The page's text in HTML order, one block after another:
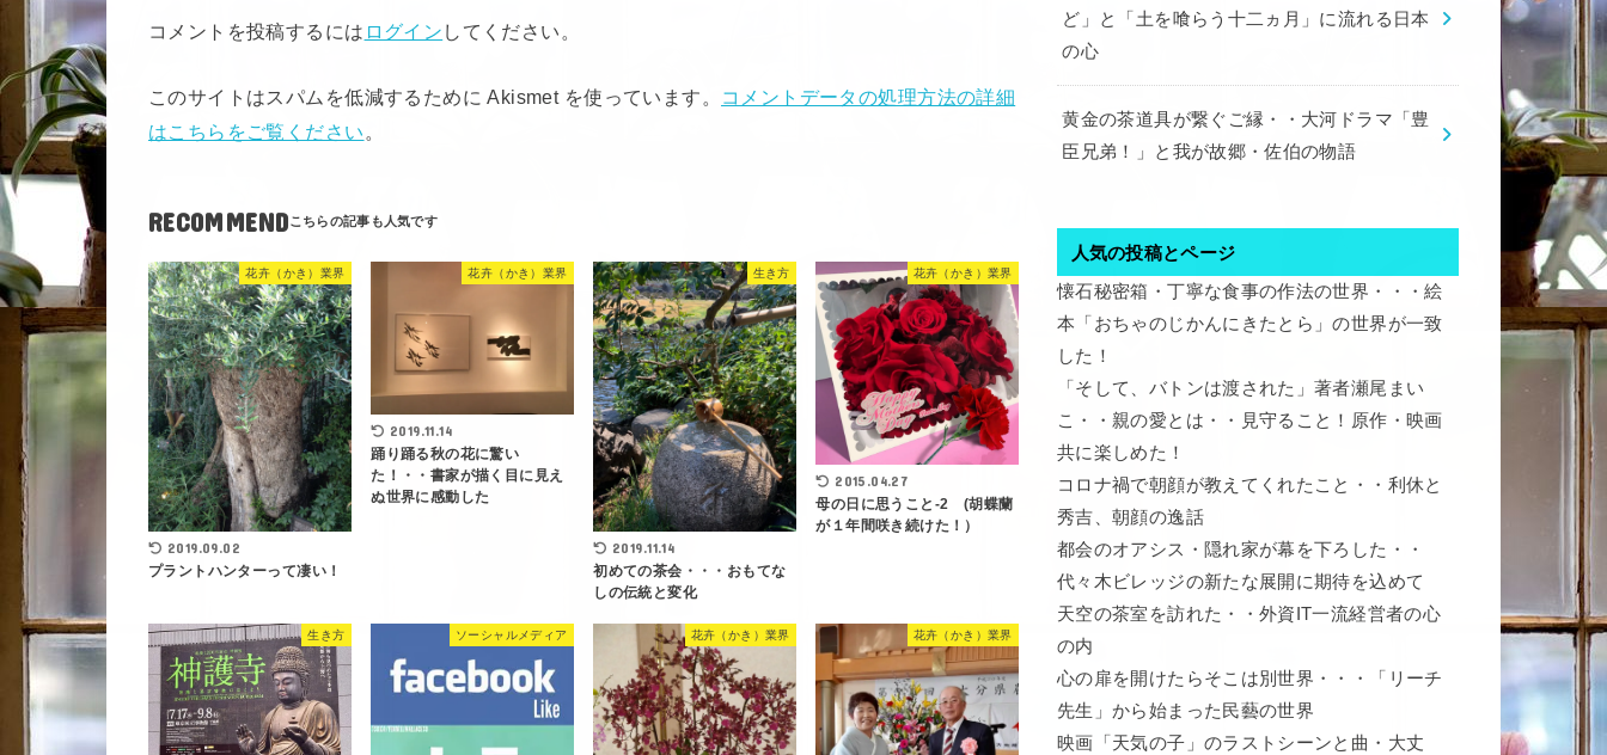
コメントを投稿するには ログイン してください。
このサイトはスパムを低減するために Akismet を使っています。
コメントデータの処理方法の詳細
はこちらをご覧ください 。
RECOMMEND
花卉（かき）業界
2019.09.02
プラントハンターって凄い！
花卉（かき）業界
2019.11.14
踊り踊る秋の花に驚い
た！・・書家が描く目に見え
ぬ世界に感動した
生き方
2019.11.14
初めての茶会・・・おもてな
しの伝統と変化
花卉（かき）業界
2015.04.27
母の日に思うこと-2 (胡蝶蘭
が１年間咲き続けた！）
生き方 ソーシャルメディア 花卉（かき）業界 花卉（かき）業界
ど」と「土を喰らう十二ヵ月」に流れる日本
の心
黄金の茶道具が繋ぐご縁・・大河ドラマ「豊
臣兄弟！」と我が故郷・佐伯の物語
人気の投稿とページ
懐石秘密箱・丁寧な食事の作法の世界・・・絵
本「おちゃのじかんにきたとら」の世界が一致
した！
「そして、バトンは渡された」著者瀬尾まい
こ・・親の愛とは・・見守ること！原作・映画
共に楽しめた！
コロナ禍で朝顔が教えてくれたこと・・利休と
秀吉、朝顔の逸話
都会のオアシス・隠れ家が幕を下ろした・・
代々木ビレッジの新たな展開に期待を込めて
天空の茶室を訪れた・・外資IT一流経営者の心
の内
心の扉を開けたらそこは別世界・・・「リーチ
先生」から始まった民藝の世界
映画「天気の子」のラストシーンと曲・大丈